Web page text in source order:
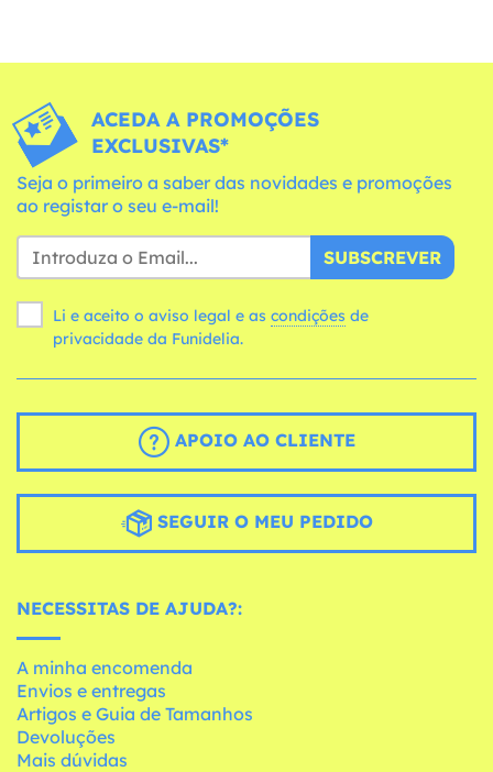
ACEDA A PROMOÇÕES
EXCLUSIVAS*
Seja o primeiro a saber das novidades e promoções
ao registar o seu e-mail!
SUBSCREVER
Li e aceito o aviso legal e as condições
privacidade da Funidelia.
APOIO AO CLIENTE
SEGUIR O MEU PEDIDO
NECESSITAS DE AJUDA?:
A minha encomenda
Envios e entregas
Artigos e Guia de Tamanhos
Devoluções
Mais dúvidas